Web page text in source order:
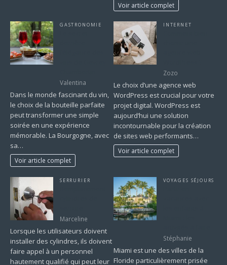
Voir article complet
GASTRONOMIE
Valentina
Dans le monde fascinant du vin,
le choix de la bouteille parfaite
peut transformer une simple
soirée en une expérience
mémorable. La Bourgogne, avec
sa…
Voir article complet
INTERNET
Zozo
Le choix d’une agence web
WordPress est crucial pour votre
projet digital. WordPress est
aujourd’hui une solution
incontournable pour la création
de sites web performants…
Voir article complet
SERRURIER
Marceline
Lorsque les utilisateurs doivent
installer des cylindres, ils doivent
faire appel à un personnel
hautement qualifié qui peut leur
VOYAGES SÉJOURS
Stéphanie
Miami est une des villes de la
Floride particulièrement prisée